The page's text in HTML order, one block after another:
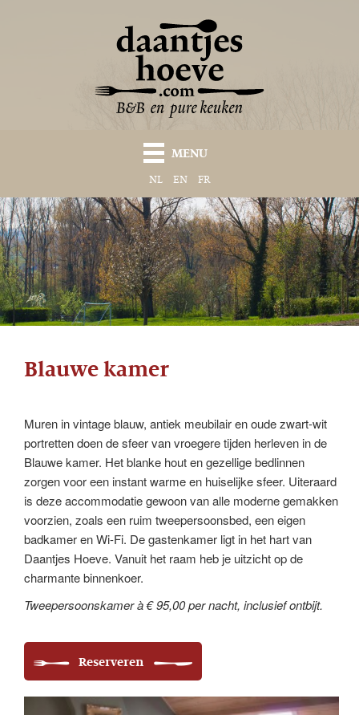
MENU
NL EN FR
Blauwe kamer
Muren in vintage blauw, antiek meubilair en oude zwart-wit
portretten doen de sfeer van vroegere tijden herleven in de
Blauwe kamer. Het blanke hout en gezellige bedlinnen
zorgen voor een instant warme en huiselijke sfeer. Uiteraard
is deze accommodatie gewoon van alle moderne gemakken
voorzien, zoals een ruim tweepersoonsbed, een eigen
badkamer en Wi-Fi. De gastenkamer ligt in het hart van
Daantjes Hoeve. Vanuit het raam heb je uitzicht op de
charmante binnenkoer.
Tweepersoonskamer à € 95,00 per nacht, inclusief ontbijt.
Reserveren